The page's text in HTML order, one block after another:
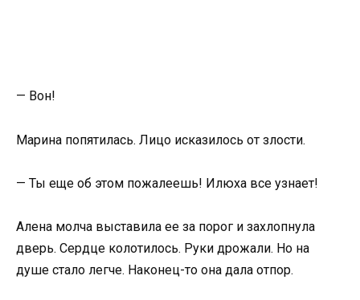
— Вон!
Марина попятилась. Лицо исказилось от злости.
— Ты еще об этом пожалеешь! Илюха все узнает!
Алена молча выставила ее за порог и захлопнула
дверь. Сердце колотилось. Руки дрожали. Но на
душе стало легче. Наконец-то она дала отпор.